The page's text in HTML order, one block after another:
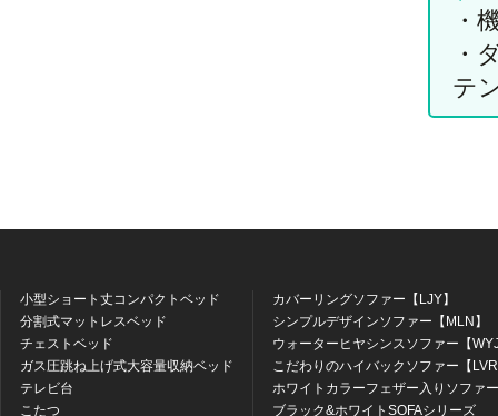
・
・
テ
小型ショート丈コンパクトベッド
分割式マットレスベッド
チェストベッド
ガス圧跳ね上げ式大容量収納ベッド
テレビ台
こたつ
カバーリングソファー【LJY】
シンプルデザインソファー【MLN】
ウォーターヒヤシンスソファー【
こだわりのハイバックソファー【
ホワイトカラーフェザー入りソファ
ブラック&ホワイトSOFAシリーズ